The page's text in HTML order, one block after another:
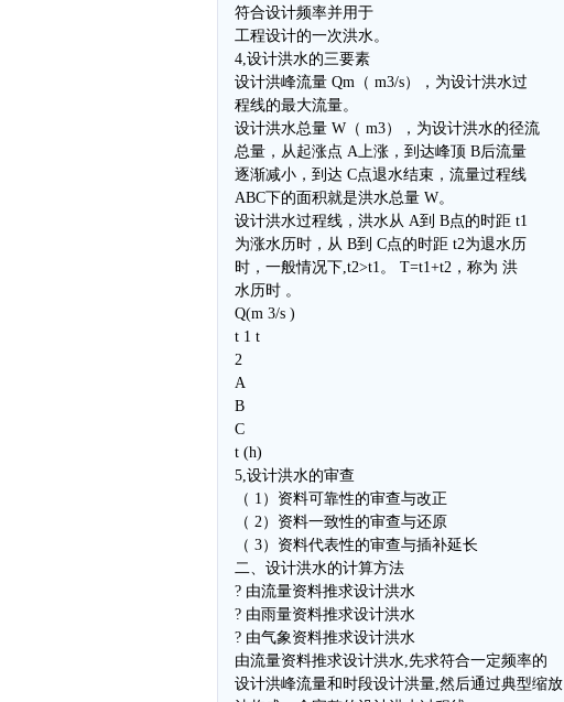
符合设计频率并用于
工程设计的一次洪水。
4,设计洪水的三要素
设计洪峰流量 Qm（ m3/s），为设计洪水过
程线的最大流量。
设计洪水总量 W（ m3），为设计洪水的径流
总量，从起涨点 A上涨，到达峰顶 B后流量
逐渐减小，到达 C点退水结束，流量过程线
ABC下的面积就是洪水总量 W。
设计洪水过程线，洪水从 A到 B点的时距 t1
为涨水历时，从 B到 C点的时距 t2为退水历
时，一般情况下,t2>t1。 T=t1+t2，称为 洪
水历时 。
Q(m 3/s )
t 1 t
2
A
B
C
t (h)
5,设计洪水的审查
（ 1）资料可靠性的审查与改正
（ 2）资料一致性的审查与还原
（ 3）资料代表性的审查与插补延长
二、设计洪水的计算方法
? 由流量资料推求设计洪水
? 由雨量资料推求设计洪水
? 由气象资料推求设计洪水
由流量资料推求设计洪水,先求符合一定频率的
设计洪峰流量和时段设计洪量,然后通过典型缩放